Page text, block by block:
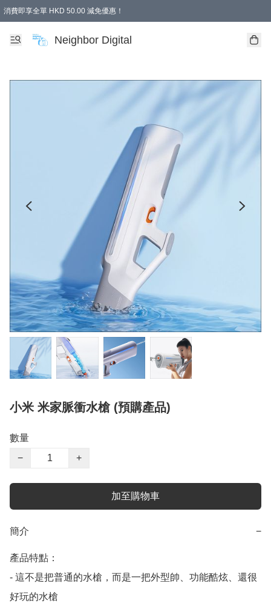
消費即享全單 HKD 50.00 減免優惠！
Neighbor Digital
小米 米家脈衝水槍 (預購產品)
數量
−
+
加至購物車
簡介 −
產品特點：
- 這不是把普通的水槍，而是一把外型帥、功能酷炫、還很
好玩的水槍